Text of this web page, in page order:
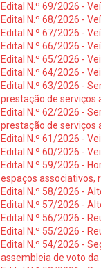
Edital N.º 69/2026 -
Edital N.º 68/2026 -
Edital N.º 67/2026 -
Edital N.º 66/2026 -
Edital N.º 65/2026 -
Edital N.º 64/2026 -
Edital N.º 63/2026 -
prestação de serviços
Edital N.º 62/2026 -
prestação de serviços
Edital N.º 61/2026 -
Edital N.º 60/2026 -
Edital N.º 59/2026 -
espaços associativos,
Edital N.º 58/2026 -
Edital N.º 57/2026 -
Edital N.º 56/2026 -
Edital N.º 55/2026 -
Edital N.º 54/2026 -
assembleia de voto da